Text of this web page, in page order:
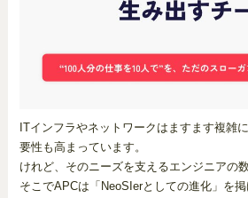
ITインフラやネットワークはますます複雑
要性も高まっています。
けれど、そのニーズを支えるエンジニアの
そこでAPCは「NeoSIerとしての進化」を